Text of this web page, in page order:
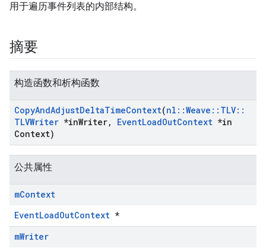
用于遍历事件列表的内部结构。
摘要
构造函数和析构函数
CopyAndAdjustDeltaTimeContext(nl ::Weave :: TLV::
TLVWriter *inWriter, EventLoadOutContext *in
Context)
公共属性
mContext
EventLoadOutContext *
mWriter